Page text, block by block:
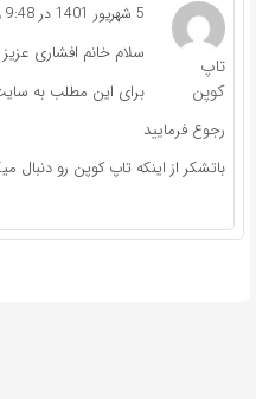
تاپ
کوپن
5 شهریور 1401 در 9:48 ق.ظ
سلام خانم افشاری عزیز
برای این مطلب به
رجوع فرمایید
باتشکر از اینکه تاپ کوپن رو دنبال